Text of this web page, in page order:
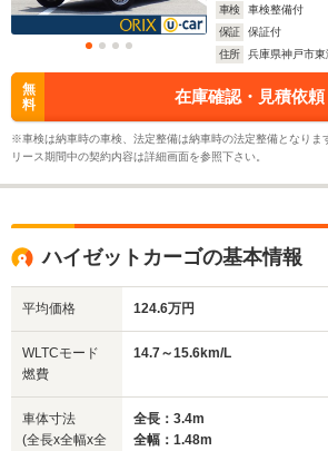
車検 車検整備付
保証
保証付
住所
兵庫県神戸市東
無
料
在庫確認・見積依頼
※車検は納車時の車検、法定整備は納車時の法定整備となりま
リース期間中の契約内容は詳細画面を参照下さい。
ハイゼットカーゴの基本情報
平均価格 124.6万円
WLTCモード
燃費
14.7～15.6km/L
車体寸法
(全長x全幅x全
全長：3.4m
全幅：1.48m